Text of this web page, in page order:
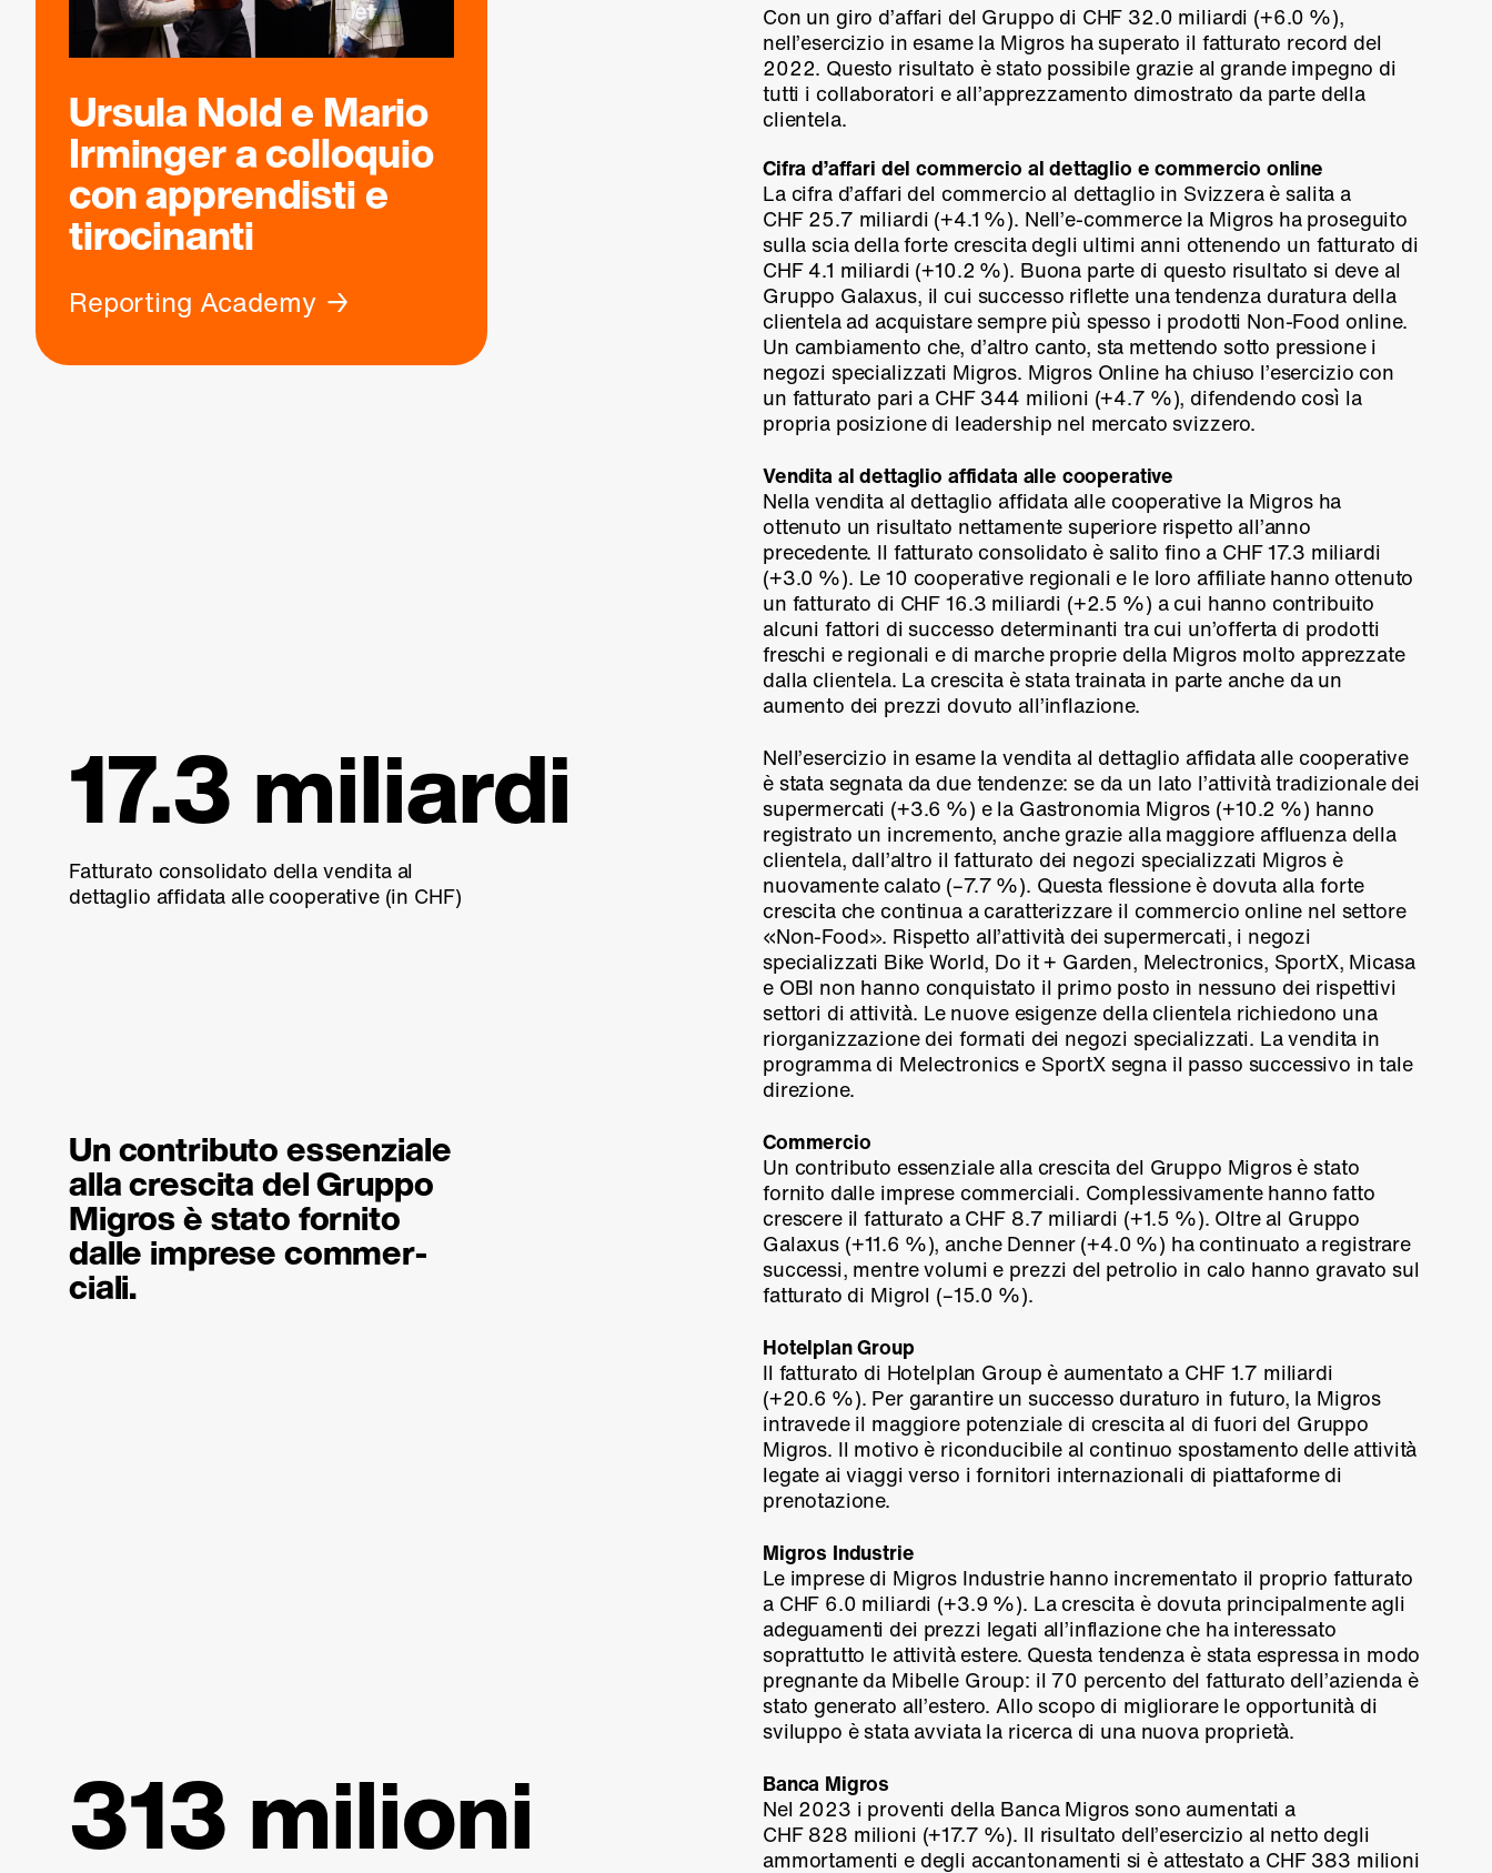
Ursula Nold e Mario
Irminger a colloquio
con apprendisti e
tirocinanti
Reporting Academy
Con un giro d’affari del Gruppo di CHF 32.0 miliardi (+6.0 %),
nell’esercizio in esame la Migros ha superato il fatturato record del
2022. Questo risultato è stato possibile grazie al grande impegno di
tutti i collaboratori e all’apprezzamento dimostrato da parte della
clientela.
Cifra d’affari del commercio al dettaglio e commercio online
La cifra d’affari del commercio al dettaglio in Svizzera è salita a
CHF 25.7 miliardi (+4.1 %). Nell’e-commerce la Migros ha proseguito
sulla scia della forte crescita degli ultimi anni ottenendo un fatturato di
CHF 4.1 miliardi (+10.2 %). Buona parte di questo risultato si deve al
Gruppo Galaxus, il cui successo riflette una tendenza duratura della
clientela ad acquistare sempre più spesso i prodotti Non-Food online.
Un cambiamento che, d’altro canto, sta mettendo sotto pressione i
negozi specializzati Migros. Migros Online ha chiuso l’esercizio con
un fatturato pari a CHF 344 milioni (+4.7 %), difendendo così la
propria posizione di leadership nel mercato svizzero.
Vendita al dettaglio affidata alle cooperative
Nella vendita al dettaglio affidata alle cooperative la Migros ha
ottenuto un risultato nettamente superiore rispetto all’anno
precedente. Il fatturato consolidato è salito fino a CHF 17.3 miliardi
(+3.0 %). Le 10 cooperative regionali e le loro affiliate hanno ottenuto
un fatturato di CHF 16.3 miliardi (+2.5 %) a cui hanno contribuito
alcuni fattori di successo determinanti tra cui un’offerta di prodotti
freschi e regionali e di marche proprie della Migros molto apprezzate
dalla clientela. La crescita è stata trainata in parte anche da un
aumento dei prezzi dovuto all’inflazione.
17.3 miliardi
Fatturato consolidato della vendita al
dettaglio affidata alle cooperative (in CHF)
Nell’esercizio in esame la vendita al dettaglio affidata alle cooperative
è stata segnata da due tendenze: se da un lato l’attività tradizionale dei
supermercati (+3.6 %) e la Gastronomia Migros (+10.2 %) hanno
registrato un incremento, anche grazie alla maggiore affluenza della
clientela, dall’altro il fatturato dei negozi specializzati Migros è
nuovamente calato (–7.7 %). Questa flessione è dovuta alla forte
crescita che continua a caratterizzare il commercio online nel settore
«Non-Food». Rispetto all’attività dei supermercati, i negozi
specializzati Bike World, Do it + Garden, Melectronics, SportX, Micasa
e OBI non hanno conquistato il primo posto in nessuno dei rispettivi
settori di attività. Le nuove esigenze della clientela richiedono una
riorganizzazione dei formati dei negozi specializzati. La vendita in
programma di Melectronics e SportX segna il passo successivo in tale
direzione.
Un contributo essenziale
alla crescita del Gruppo
Migros è stato fornito
dalle imprese com­mer­
ciali.
Commercio
Un contributo essenziale alla crescita del Gruppo Migros è stato
fornito dalle imprese commerciali. Complessivamente hanno fatto
crescere il fatturato a CHF 8.7 miliardi (+1.5 %). Oltre al Gruppo
Galaxus (+11.6 %), anche Denner (+4.0 %) ha continuato a registrare
successi, mentre volumi e prezzi del petrolio in calo hanno gravato sul
fatturato di Migrol (–15.0 %).
Hotelplan Group
Il fatturato di Hotelplan Group è aumentato a CHF 1.7 miliardi
(+20.6 %). Per garantire un successo duraturo in futuro, la Migros
intravede il maggiore potenziale di crescita al di fuori del Gruppo
Migros. Il motivo è riconducibile al continuo spostamento delle attività
legate ai viaggi verso i fornitori internazionali di piattaforme di
prenotazione.
Migros Industrie
Le imprese di Migros Industrie hanno incrementato il proprio fatturato
a CHF 6.0 miliardi (+3.9 %). La crescita è dovuta principalmente agli
adeguamenti dei prezzi legati all’inflazione che ha interessato
soprattutto le attività estere. Questa tendenza è stata espressa in modo
pregnante da Mibelle Group: il 70 percento del fatturato dell’azienda è
stato generato all’estero. Allo scopo di migliorare le opportunità di
sviluppo è stata avviata la ricerca di una nuova proprietà.
313 milioni
Banca Migros
Nel 2023 i proventi della Banca Migros sono aumentati a
CHF 828 milioni (+17.7 %). Il risultato dell’esercizio al netto degli
ammortamenti e degli accantonamenti si è attestato a CHF 383 milioni